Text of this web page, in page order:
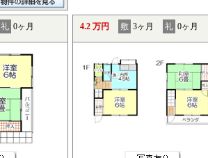
礼 0ヶ月 4.2 万円 敷 3ヶ月 礼 0ヶ月